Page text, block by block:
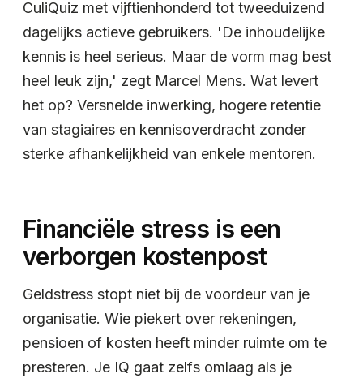
CuliQuiz met vijftienhonderd tot tweeduizend
dagelijks actieve gebruikers. 'De inhoudelijke
kennis is heel serieus. Maar de vorm mag best
heel leuk zijn,' zegt Marcel Mens. Wat levert
het op? Versnelde inwerking, hogere retentie
van stagiaires en kennisoverdracht zonder
sterke afhankelijkheid van enkele mentoren.
Financiële stress is een
verborgen kostenpost
Geldstress stopt niet bij de voordeur van je
organisatie. Wie piekert over rekeningen,
pensioen of kosten heeft minder ruimte om te
presteren. Je IQ gaat zelfs omlaag als je